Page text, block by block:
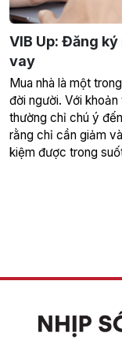
VIB Up: Đăng
vay
Mua nhà là một
đời người. Với
thường chỉ chú ý
rằng chỉ cần giảm
kiệm được trong